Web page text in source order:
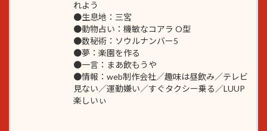
れよう
●生息地：三宮
●動物占い：機敏なコアラ O型
●数秘術：ソウルナンバー5
●夢：楽園を作る
●一言：まあ飲もうや
●情報：web制作会社／趣味は昼飲み／テレビ
見ない／運動嫌い／すぐタクシー乗る／LUUP
楽しいぃ